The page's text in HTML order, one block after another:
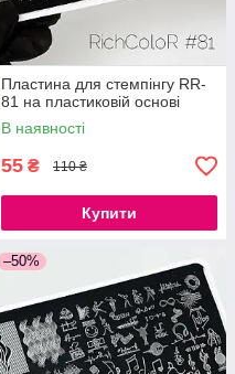
Пластина для стемпінгу RR-
81 на пластиковій основі
В наявності
55 ₴ 110 ₴
Купити
–50%